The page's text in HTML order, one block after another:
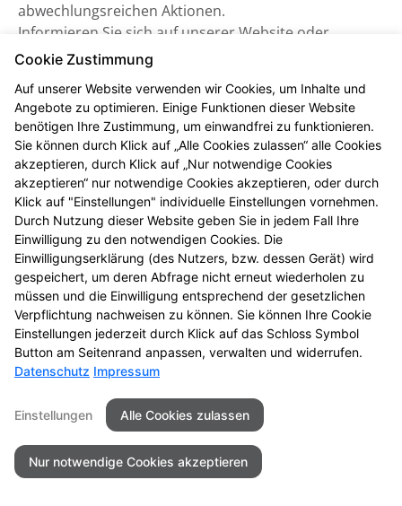
abwechlungsreichen Aktionen.
Informieren Sie sich auf unserer Website oder
besuchen Sie uns direkt vor Ort. Wir freuen uns auf
Seitenübersicht Kontakt
Impressum
Datenschutz
© 2026 Südstadt Apotheke
Cookie Zustimmung
Auf unserer Website verwenden wir Cookies, um Inhalte und
Angebote zu optimieren. Einige Funktionen dieser Website
benötigen Ihre Zustimmung, um einwandfrei zu funktionieren.
Sie können durch Klick auf „Alle Cookies zulassen“ alle Cookies
akzeptieren, durch Klick auf „Nur notwendige Cookies
akzeptieren“ nur notwendige Cookies akzeptieren, oder durch
Klick auf "Einstellungen" individuelle Einstellungen vornehmen.
Durch Nutzung dieser Website geben Sie in jedem Fall Ihre
Einwilligung zu den notwendigen Cookies. Die
Einwilligungserklärung (des Nutzers, bzw. dessen Gerät) wird
gespeichert, um deren Abfrage nicht erneut wiederholen zu
müssen und die Einwilligung entsprechend der gesetzlichen
Verpflichtung nachweisen zu können. Sie können Ihre Cookie
Einstellungen jederzeit durch Klick auf das Schloss Symbol
Button am Seitenrand anpassen, verwalten und widerrufen.
Datenschutz Impressum
Einstellungen Alle Cookies zulassen
Nur notwendige Cookies akzeptieren